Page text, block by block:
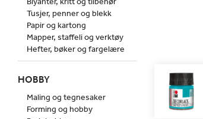
Tusjer, penner og blekk
Papir og kartong
Mapper, staffeli og verktøy
Hefter, bøker og fargelære
HOBBY
Maling og tegnesaker
Forming og hobby